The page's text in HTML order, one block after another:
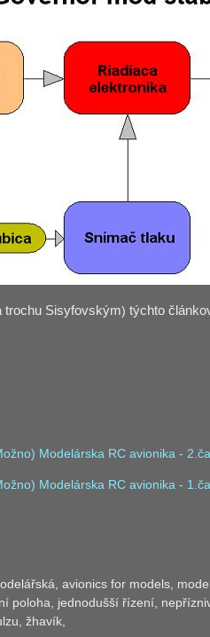
trochu Sisyfovským) týchto
Modelárska RC avionika -
Modelárska RC avionika -
avionics for models,
poloha, jednodušší řízení,
žhavík,